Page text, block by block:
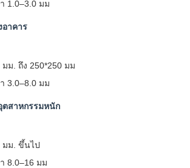
1.0–3.0 มม
อาคาร
มม. ถึง 250*250 มม
3.0–8.0 มม
ตสาหกรรมหนัก
มม. ขึ้นไป
8.0–16 มม